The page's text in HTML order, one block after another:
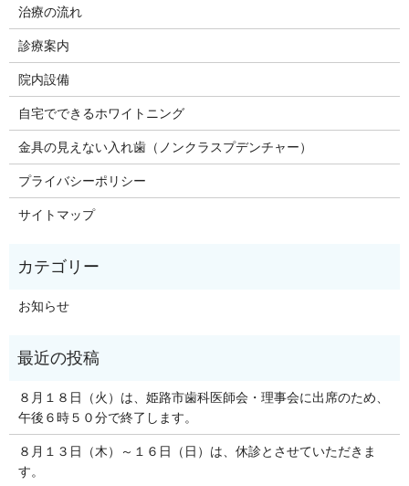
治療の流れ
診療案内
院内設備
自宅でできるホワイトニング
金具の見えない入れ歯（ノンクラスプデンチャー）
プライバシーポリシー
サイトマップ
お知らせ
８月１８日（火）は、姫路市歯科医師会・理事会に出席のため、
午後６時５０分で終了します。
８月１３日（木）～１６日（日）は、休診とさせていただきま
す。